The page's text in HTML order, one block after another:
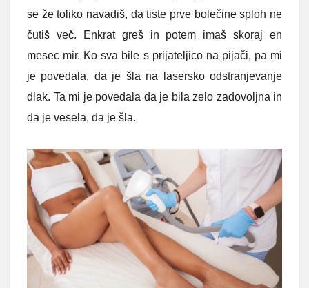
se že toliko navadiš, da tiste prve bolečine sploh ne
čutiš več. Enkrat greš in potem imaš skoraj en
mesec mir. Ko sva bile s prijateljico na pijači, pa mi
je povedala, da je šla na lasersko odstranjevanje
dlak. Ta mi je povedala da je bila zelo zadovoljna in
da je vesela, da je šla.